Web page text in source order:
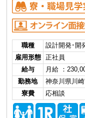
職種
設計開発･開
雇用形態
正社員
給与
月給 ：
勤務地
神奈川県川
寮費
応相談